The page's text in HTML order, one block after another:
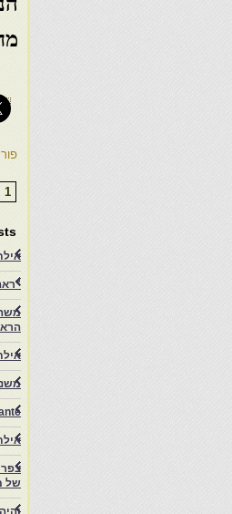
מחיר
1
משה
של